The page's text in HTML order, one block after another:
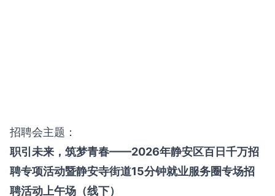
招聘会主题：
职引未来，筑梦青春——2026年静安区百日千万招
聘专项活动暨静安寺街道15分钟就业服务圈专场招
聘活动上午场（线下）